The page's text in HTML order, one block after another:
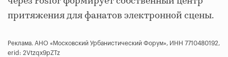
притяжения для фанатов электронной сцены.
Реклама. АНО «Московский Урбанистический Форум», ИНН 7710480192,
erid: 2Vtzqx9pZTz